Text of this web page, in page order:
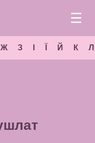
☰
Ж З Й К Л